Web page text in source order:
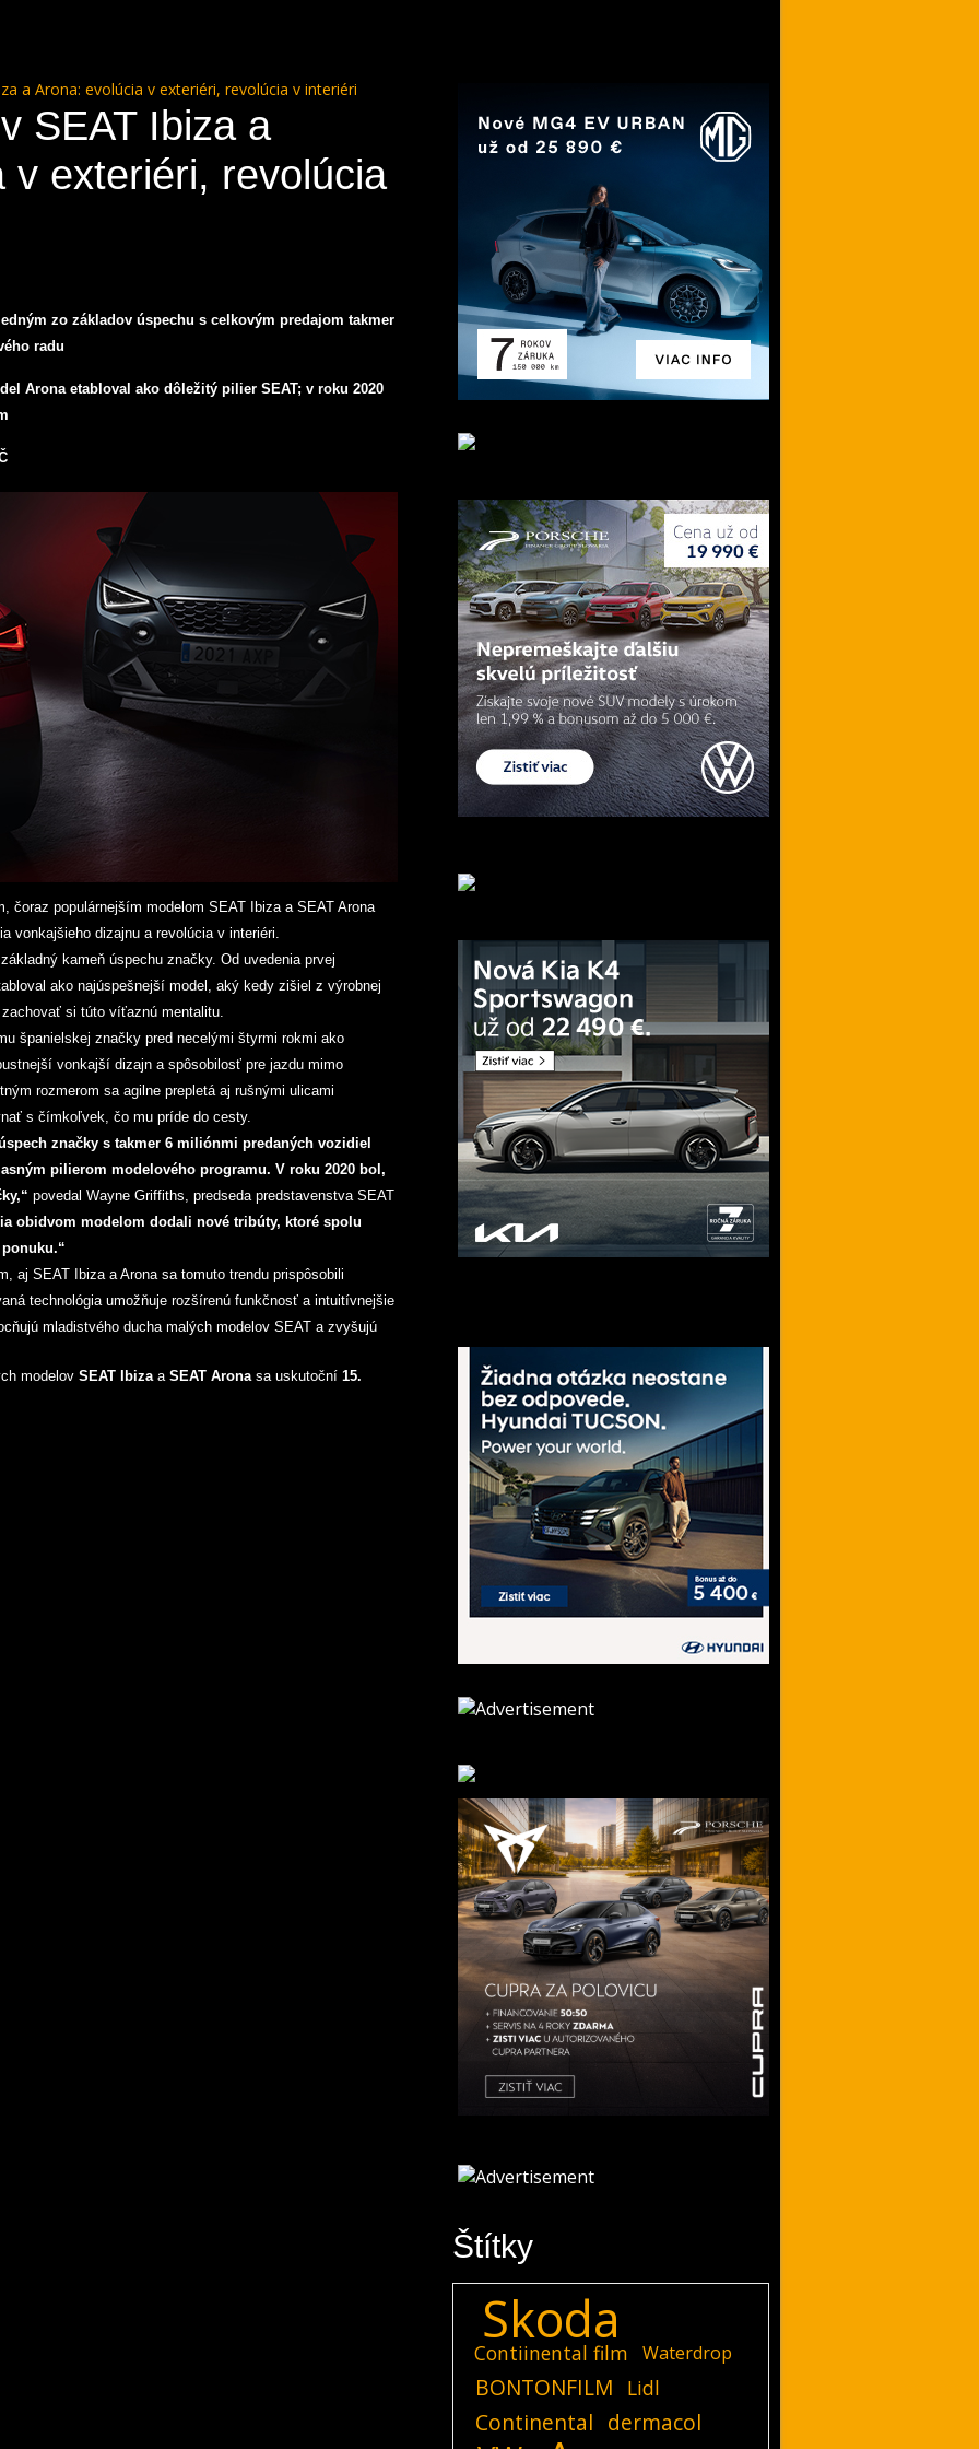
a Arona: evolúcia v exteriéri, revolúcia v interiéri
SEAT Ibiza a
v exteriéri, revolúcia
zo základov úspechu s celkovým predajom takmer
radu
Arona etabloval ako dôležitý pilier SEAT; v roku 2020
čoraz populárnejším modelom SEAT Ibiza a SEAT Arona
vonkajšieho dizajnu a revolúcia v interiéri.
kameň úspechu značky. Od uvedenia prvej
ako najúspešnejší model, aký kedy zišiel z výrobnej
si túto víťaznú mentalitu.
španielskej značky pred necelými štyrmi rokmi ako
vonkajší dizajn a spôsobilosť pre jazdu mimo
rozmerom sa agilne prepletá aj rušnými ulicami
s čímkoľvek, čo mu príde do cesty.
značky s takmer 6 miliónmi predaných vozidiel
pilierom modelového programu. V roku 2020 bol,
povedal Wayne Griffiths, predseda predstavenstva SEAT
obidvom modelom dodali nové tribúty, ktoré spolu
aj SEAT Ibiza a Arona sa tomuto trendu prispôsobili
technológia umožňuje rozšírenú funkčnosť a intuitívnejšie
mladistvého ducha malých modelov SEAT a zvyšujú
modelov SEAT Ibizaa SEAT Aronasa uskutoční 15.
Štítky
Skoda
Contiinental film Waterdrop
BONTONFILM Lidl
Continental dermacol